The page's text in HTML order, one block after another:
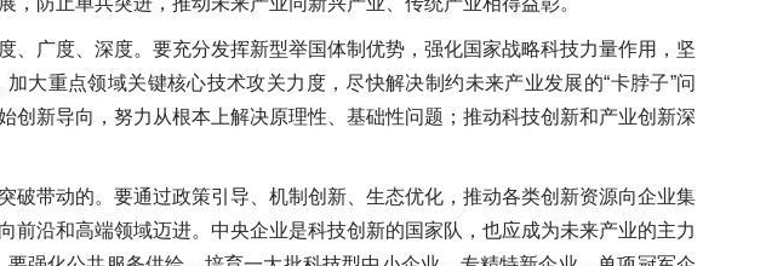
广度、深度。要充分发挥新型举国体制优势，强化国家战略科技力量作用，坚
大重点领域关键核心技术攻关力度，尽快解决制约未来产业发展的“卡脖子”问
新导向，努力从根本上解决原理性、基础性问题；推动科技创新和产业创新深
带动的。要通过政策引导、机制创新、生态优化，推动各类创新资源向企业集
沿和高端领域迈进。中央企业是科技创新的国家队，也应成为未来产业的主力